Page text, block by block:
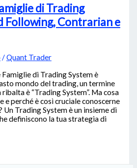
di Trading
Following, Contrarian e
/Quant Trader
Famiglie di Trading System è
mondo del trading, un termine
è “Trading System”. Ma cosa
e perché è così cruciale conoscerne
Un Trading System è un insieme di
definiscono la tua strategia di